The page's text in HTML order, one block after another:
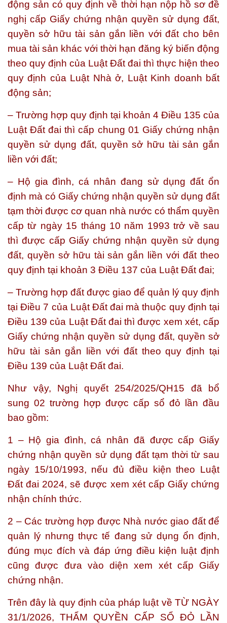
động sản có quy định về thời hạn nộp hồ sơ đề
nghị cấp Giấy chứng nhận quyền sử dụng đất,
quyền sở hữu tài sản gắn liền với đất cho bên
mua tài sản khác với thời hạn đăng ký biến động
theo quy định của Luật Đất đai thì thực hiện theo
quy định của Luật Nhà ở, Luật Kinh doanh bất
động sản;
– Trường hợp quy định tại khoản 4 Điều 135 của
Luật Đất đai thì cấp chung 01 Giấy chứng nhận
quyền sử dụng đất, quyền sở hữu tài sản gắn
liền với đất;
– Hộ gia đình, cá nhân đang sử dụng đất ổn
định mà có Giấy chứng nhận quyền sử dụng đất
tạm thời được cơ quan nhà nước có thẩm quyền
cấp từ ngày 15 tháng 10 năm 1993 trở về sau
thì được cấp Giấy chứng nhận quyền sử dụng
đất, quyền sở hữu tài sản gắn liền với đất theo
quy định tại khoản 3 Điều 137 của Luật Đất đai;
– Trường hợp đất được giao để quản lý quy định
tại Điều 7 của Luật Đất đai mà thuộc quy định tại
Điều 139 của Luật Đất đai thì được xem xét, cấp
Giấy chứng nhận quyền sử dụng đất, quyền sở
hữu tài sản gắn liền với đất theo quy định tại
Điều 139 của Luật Đất đai.
Như vậy, Nghị quyết 254/2025/QH15 đã bổ
sung 02 trường hợp được cấp sổ đỏ lần đầu
bao gồm:
1 – Hộ gia đình, cá nhân đã được cấp Giấy
chứng nhận quyền sử dụng đất tạm thời từ sau
ngày 15/10/1993, nếu đủ điều kiện theo Luật
Đất đai 2024, sẽ được xem xét cấp Giấy chứng
nhận chính thức.
2 – Các trường hợp được Nhà nước giao đất để
quản lý nhưng thực tế đang sử dụng ổn định,
đúng mục đích và đáp ứng điều kiện luật định
cũng được đưa vào diện xem xét cấp Giấy
chứng nhận.
Trên đây là quy định của pháp luật về TỪ NGÀY
31/1/2026, THẨM QUYỀN CẤP SỔ ĐỎ LẦN